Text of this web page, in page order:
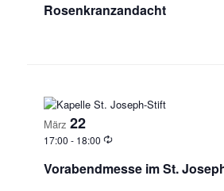
Rosenkranzandacht
März 22
17:00 - 18:00
Vorabendmesse im St.